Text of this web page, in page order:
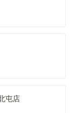
屯店